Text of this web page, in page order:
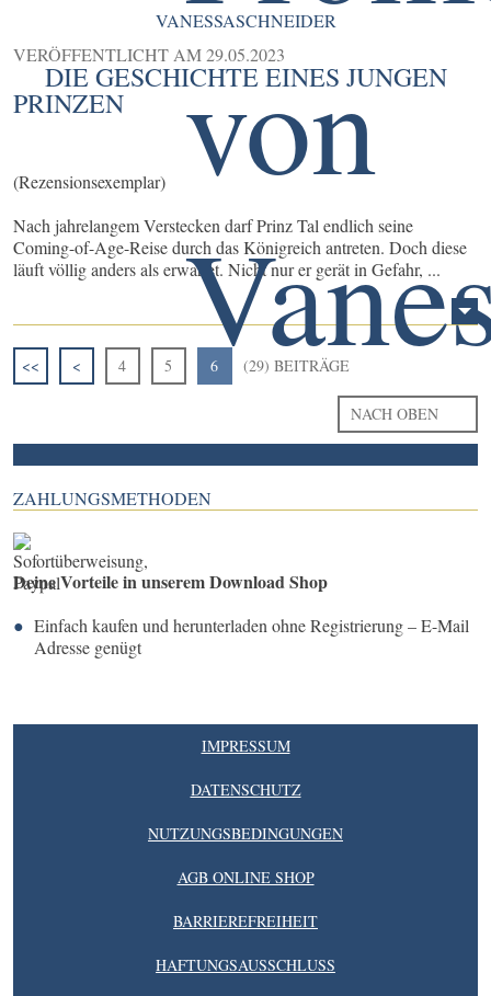
VANESSASCHNEIDER
VERÖFFENTLICHT AM29.05.2023
DIE GESCHICHTE EINES JUNGEN
PRINZEN
(Rezensionsexemplar)
Nach jahrelangem Verstecken darf Prinz Tal endlich seine
Coming-of-Age-Reise durch das Königreich antreten. Doch diese
läuft völlig anders als erwartet. Nicht nur er gerät in Gefahr, ...
<< < 4 5 6 (29) BEITRÄGE
NACH OBEN
ZAHLUNGSMETHODEN
Deine Vorteile in unserem Download Shop
Einfach kaufen und herunterladen ohne Registrierung – E-Mail
Adresse genügt
IMPRESSUM
DATENSCHUTZ
NUTZUNGSBEDINGUNGEN
AGB ONLINE SHOP
BARRIEREFREIHEIT
HAFTUNGSAUSSCHLUSS